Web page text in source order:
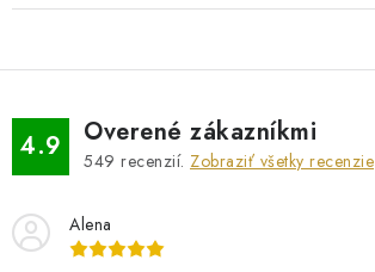
4.9 Overené zákazníkmi
549 recenzií. Zobraziť všetky recenzie
Alena